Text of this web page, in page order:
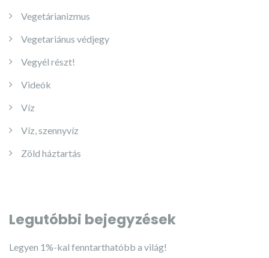
Vegetárianizmus
Vegetariánus védjegy
Vegyél részt!
Videók
Víz
Víz, szennyvíz
Zöld háztartás
Legutóbbi bejegyzések
Legyen 1%-kal fenntarthatóbb a világ!